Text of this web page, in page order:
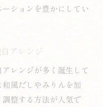
ションを豊かにしてい
アレンジ
レンジが多く誕生して
風だしやみりんを加
整する方法が人気で